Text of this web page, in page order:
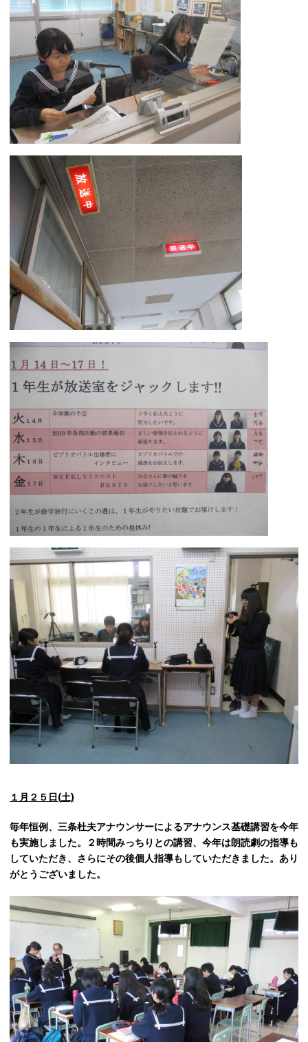
１月２５日(土)
毎年恒例、三条杜夫アナウンサーによるアナウンス基礎講習を今年
も実施しました。２時間みっちりとの講習、今年は朗読劇の指導も
していただき、さらにその後個人指導もしていただきました。あり
がとうございました。